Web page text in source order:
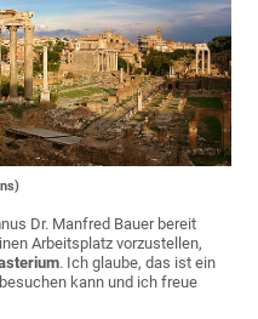
Dr. Manfred Bauer bereit
Arbeitsplatz vorzustellen,
. Ich glaube, das ist ein
kann und ich freue